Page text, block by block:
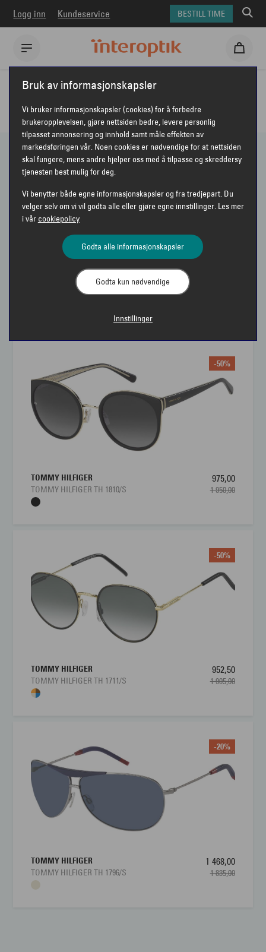
Logg inn Kundeservice BESTILL TIME
Interoptik Solbriller Tommy Hilfiger
TOMMY HILFIGER SOLBRILLER
3 PRODUKTER
Vis bare nyheter
Sorter etter Anbefalt
VIS FILTER
-50%
TOMMY HILFIGER
TOMMY HILFIGER TH 1810/S
975,00
1 950,00
-50%
TOMMY HILFIGER
TOMMY HILFIGER TH 1711/S
952,50
1 905,00
-20%
TOMMY HILFIGER
TOMMY HILFIGER TH 1796/S
1 468,00
1 835,00
Bruk av informasjonskapsler
Vi bruker informasjonskapsler (cookies) for å forbedre
brukeropplevelsen, gjøre nettsiden bedre, levere personlig
tilpasset annonsering og innhold samt måle effekten av
markedsføringen vår. Noen cookies er nødvendige for at nettsiden
skal fungere, mens andre hjelper oss med å tilpasse og skreddersy
tjenesten best mulig for deg.
Vi benytter både egne informasjonskapsler og fra tredjepart. Du
velger selv om vi vil godta alle eller gjøre egne innstillinger. Les mer
i vår cookiepolicy
Godta alle informasjonskapsler
Godta kun nødvendige
Innstillinger